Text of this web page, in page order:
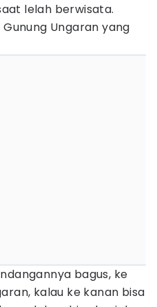
lelah berwisata.
Ungaran yang
bagus, ke
kalau ke kanan bisa